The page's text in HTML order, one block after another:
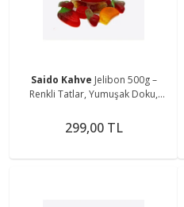
Saido Kahve Jelibon 500g –
Renkli Tatlar, Yumuşak Doku,
299,00 TL